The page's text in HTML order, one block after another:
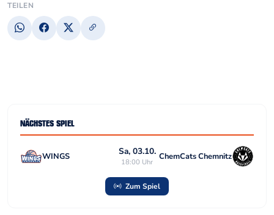
TEILEN
NÄCHSTES SPIEL
WINGS Sa, 03.10.
18:00 Uhr
ChemCats Chemnitz
Zum Spiel